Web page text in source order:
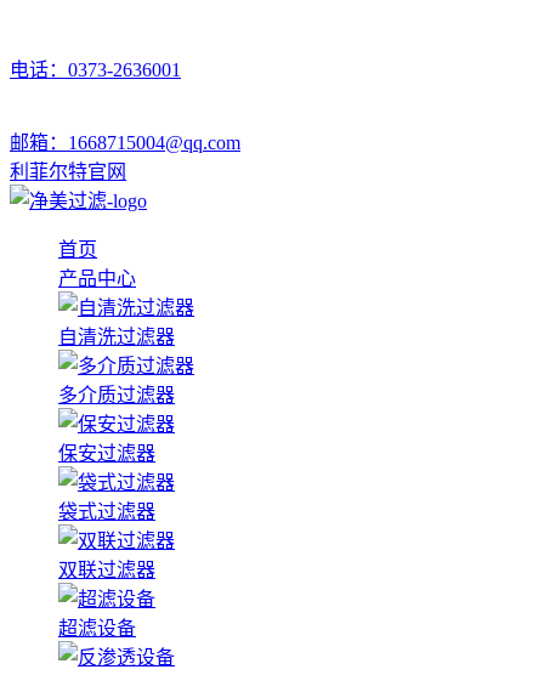
电话：0373-2636001
邮箱：1668715004@qq.com
利菲尔特官网
首页
产品中心
自清洗过滤器
多介质过滤器
保安过滤器
袋式过滤器
双联过滤器
超滤设备